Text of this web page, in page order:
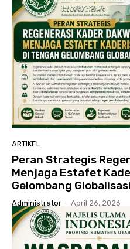
ARTIKEL
Peran Strategis
Menjaga Estafet
Gelombang Globalisasi
Administrator - April 26, 2026